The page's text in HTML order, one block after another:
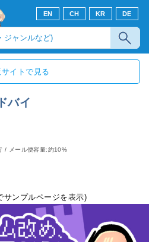
EN CH KR DE
サイトで見る
バイ
/ メール便容量:約10%
サンプルページを表示)